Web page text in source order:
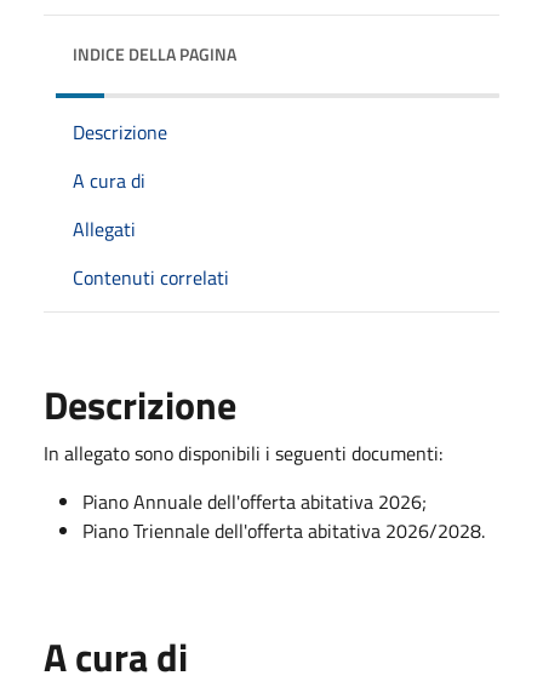
INDICE DELLA PAGINA
Descrizione
A cura di
Allegati
Contenuti correlati
Descrizione
In allegato sono disponibili i seguenti documenti:
Piano Annuale dell'offerta abitativa 2026;
Piano Triennale dell'offerta abitativa 2026/2028.
A cura di